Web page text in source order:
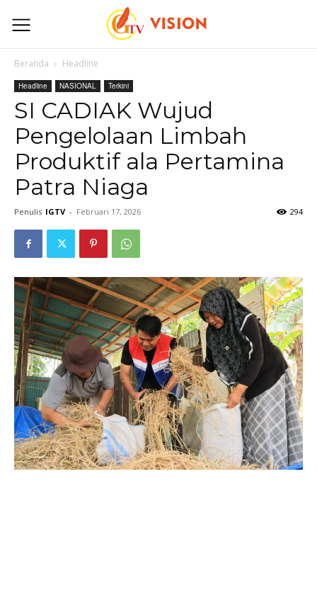
Beranda Headline
Headline NASIONAL Terkini
SI CADIAK Wujud
Pengelolaan Limbah
Produktif ala Pertamina
Patra Niaga
Penulis IGTV - Februari 17, 2026 294